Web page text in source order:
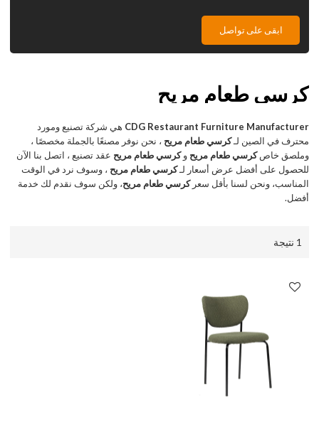
ابقى على تواصل
كرسي طعام مريح
CDG Restaurant Furniture Manufacturer هي شركة تصنيع ومورد
محترف في الصين لـكرسي طعام مريح ، نحن نوفر مصنعًا بالجملة مخصصًا ،
وملصق خاصكرسي طعام مريح وكرسي طعام مريح عقد تصنيع ، اتصل بنا الآن
للحصول على أفضل عرض أسعار لـكرسي طعام مريح ، وسوف نرد في الوقت
المناسب، ونحن لسنا بأقل سعركرسي طعام مريح، ولكن سوف نقدم لك خدمة
أفضل.
1 نتيجة